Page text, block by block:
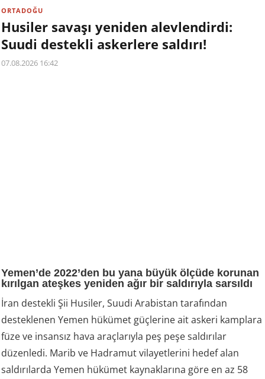
ORTADOĞU
Husiler savaşı yeniden alevlendirdi:
Suudi destekli askerlere saldırı!
07.08.2026 16:42
Yemen’de 2022’den bu yana büyük ölçüde korunan
kırılgan ateşkes yeniden ağır bir saldırıyla sarsıldı
İran destekli Şii Husiler, Suudi Arabistan tarafından
desteklenen Yemen hükümet güçlerine ait askeri kamplara
füze ve insansız hava araçlarıyla peş peşe saldırılar
düzenledi. Marib ve Hadramut vilayetlerini hedef alan
saldırılarda Yemen hükümet kaynaklarına göre en az 58